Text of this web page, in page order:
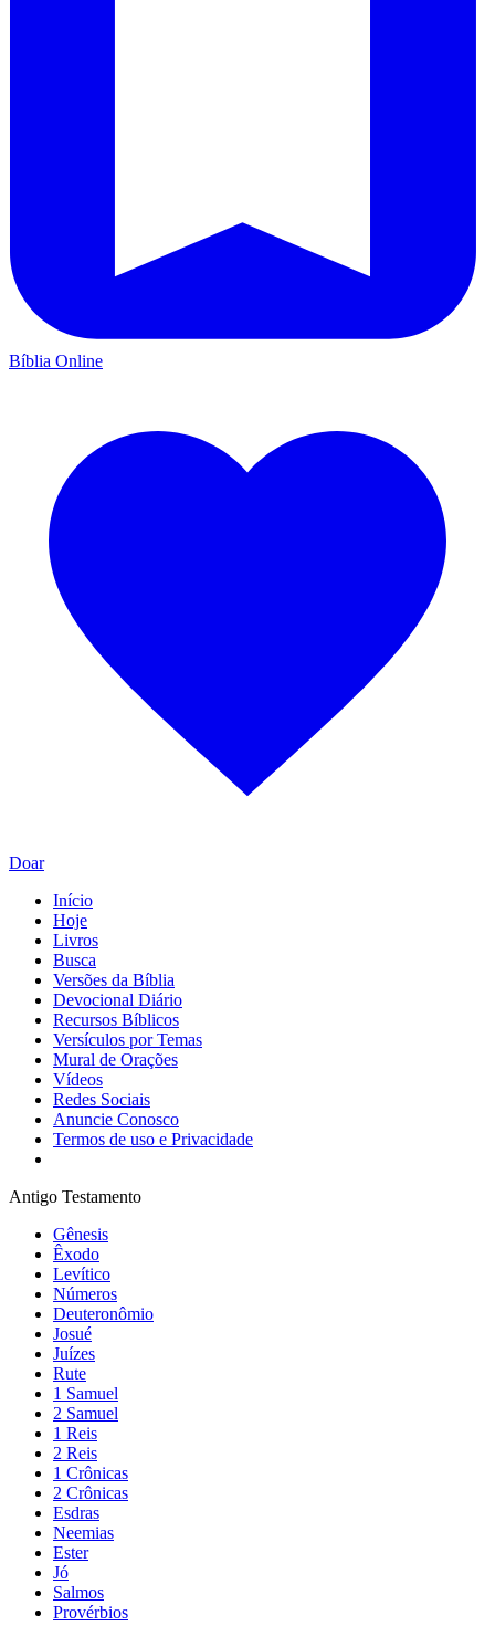
Bíblia Online
Doar
Início
Hoje
Livros
Busca
Versões da Bíblia
Devocional Diário
Recursos Bíblicos
Versículos por Temas
Mural de Orações
Vídeos
Redes Sociais
Anuncie Conosco
Termos de uso e Privacidade
Antigo Testamento
Gênesis
Êxodo
Levítico
Números
Deuteronômio
Josué
Juízes
Rute
1 Samuel
2 Samuel
1 Reis
2 Reis
1 Crônicas
2 Crônicas
Esdras
Neemias
Ester
Jó
Salmos
Provérbios